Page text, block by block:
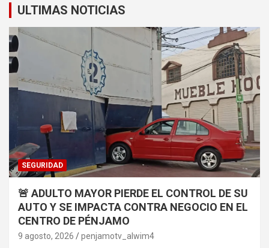
ULTIMAS NOTICIAS
SEGURIDAD
🚨 ADULTO MAYOR PIERDE EL CONTROL DE SU
AUTO Y SE IMPACTA CONTRA NEGOCIO EN EL
CENTRO DE PÉNJAMO
9 agosto, 2026 penjamotv_alwim4